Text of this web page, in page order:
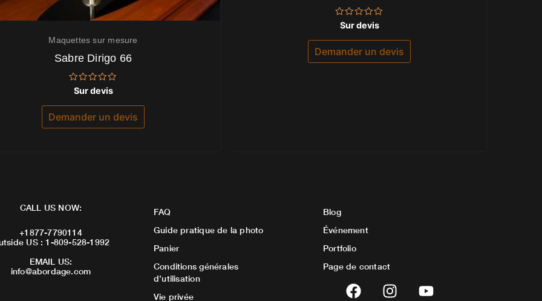
Maquettes sur mesure
Sabre Dirigo 66
Note
0
sur
Sur devis
Demander un devis
Note
0
sur
Sur devis
Demander un devis
CALL US NOW:
+1877-7790114
US : 1-809-528-1992
EMAIL US:
info@abordage.com
FAQ
Guide pratique de la photo
Panier
Conditions générales
d’utilisation
Vie privée
Blog
Événement
Portfolio
Page de contact
F
I
Y